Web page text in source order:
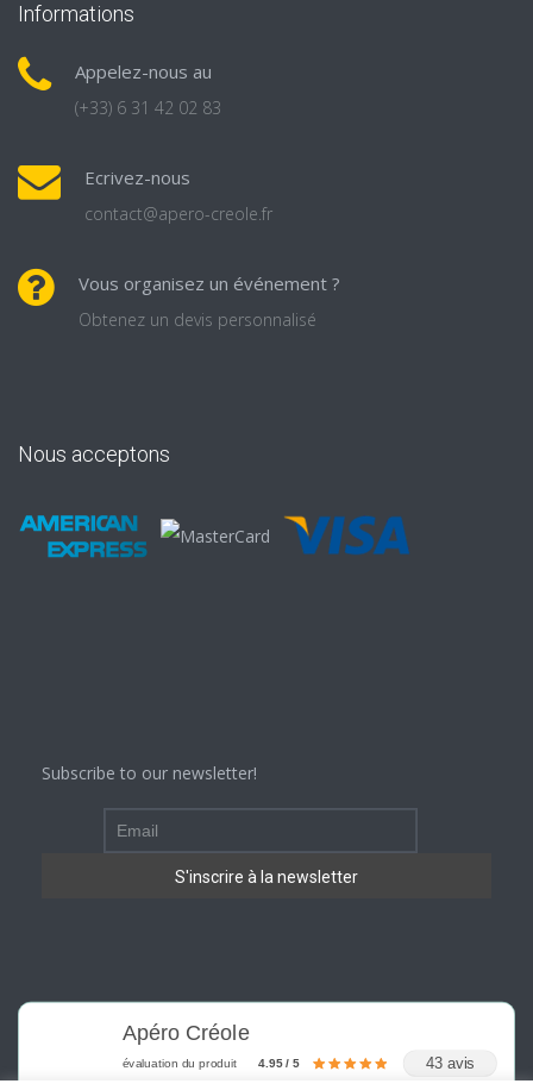
Informations
Appelez-nous au
(+33) 6 31 42 02 83
Ecrivez-nous
contact@apero-creole.fr
Vous organisez un événement ?
Obtenez un devis personnalisé
Nous acceptons
Subscribe to our newsletter!
Apéro Créole
évaluation du produit 4.95 / 5 43 avis